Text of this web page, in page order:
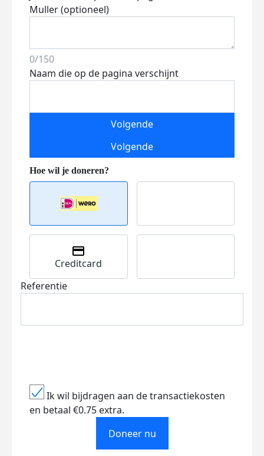
Muller (optioneel)
0/150
Naam die op de pagina verschijnt
Volgende
Volgende
Creditcard
Referentie
Ik wil bijdragen aan de transactiekosten
en betaal €0.75 extra.
Doneer nu